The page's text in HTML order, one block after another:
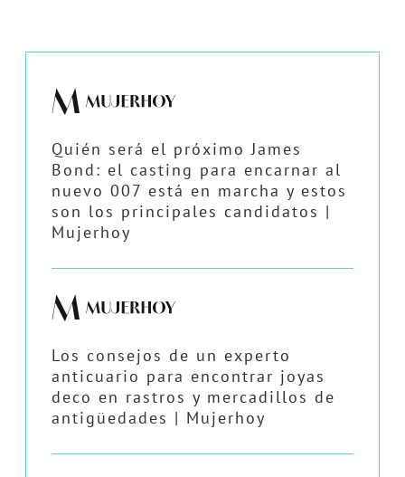
Quién será el próximo James
Bond: el casting para encarnar al
nuevo 007 está en marcha y estos
son los principales candidatos |
Mujerhoy
Los consejos de un experto
anticuario para encontrar joyas
deco en rastros y mercadillos de
antigüedades | Mujerhoy